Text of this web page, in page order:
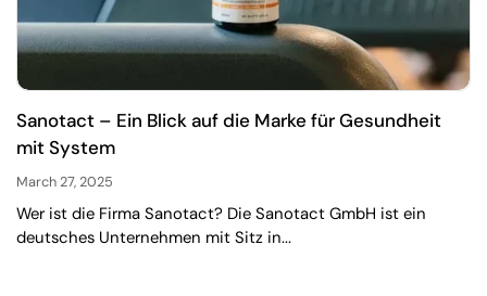
Sanotact – Ein Blick auf die Marke für Gesundheit
mit System
March 27, 2025
Wer ist die Firma Sanotact? Die Sanotact GmbH ist ein
deutsches Unternehmen mit Sitz in...